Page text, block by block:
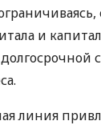
и
линия